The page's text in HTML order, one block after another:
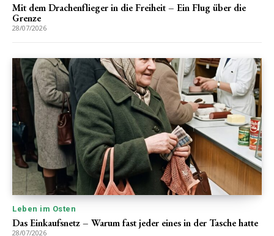
Mit dem Drachenflieger in die Freiheit – Ein Flug über die
Grenze
28/07/2026
Leben im Osten
Das Einkaufsnetz – Warum fast jeder eines in der Tasche hatte
28/07/2026